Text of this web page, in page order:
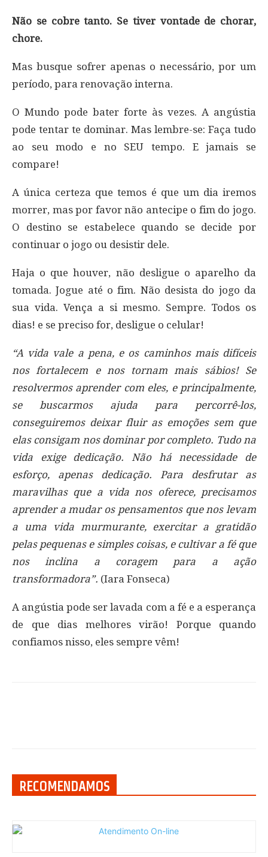
Não se cobre tanto. Se tiver vontade de chorar,
chore.
Mas busque sofrer apenas o necessário, por um
período, para renovação interna.
O Mundo pode bater forte às vezes. A angústia
pode tentar te dominar. Mas lembre-se: Faça tudo
ao seu modo e no SEU tempo. E jamais se
compare!
A única certeza que temos é que um dia iremos
morrer, mas por favor não antecipe o fim do jogo.
O destino se estabelece quando se decide por
continuar o jogo ou desistir dele.
Haja o que houver, não desligue o aparelho da
tomada. Jogue até o fim. Não desista do jogo da
sua vida. Vença a si mesmo. Sempre. Todos os
dias! e se preciso for, desligue o celular!
“A vida vale a pena, e os caminhos mais difíceis
nos fortalecem e nos tornam mais sábios! Se
resolvermos aprender com eles, e principalmente,
se buscarmos ajuda para percorrê-los,
conseguiremos deixar fluir as emoções sem que
elas consigam nos dominar por completo. Tudo na
vida exige dedicação. Não há necessidade de
esforço, apenas dedicação. Para desfrutar as
maravilhas que a vida nos oferece, precisamos
aprender a mudar os pensamentos que nos levam
a uma vida murmurante, exercitar a gratidão
pelas pequenas e simples coisas, e cultivar a fé que
nos inclina a coragem para a ação
transformadora”. (Iara Fonseca)
A angústia pode ser lavada com a fé e a esperança
de que dias melhores virão! Porque quando
confiamos nisso, eles sempre vêm!
RECOMENDAMOS